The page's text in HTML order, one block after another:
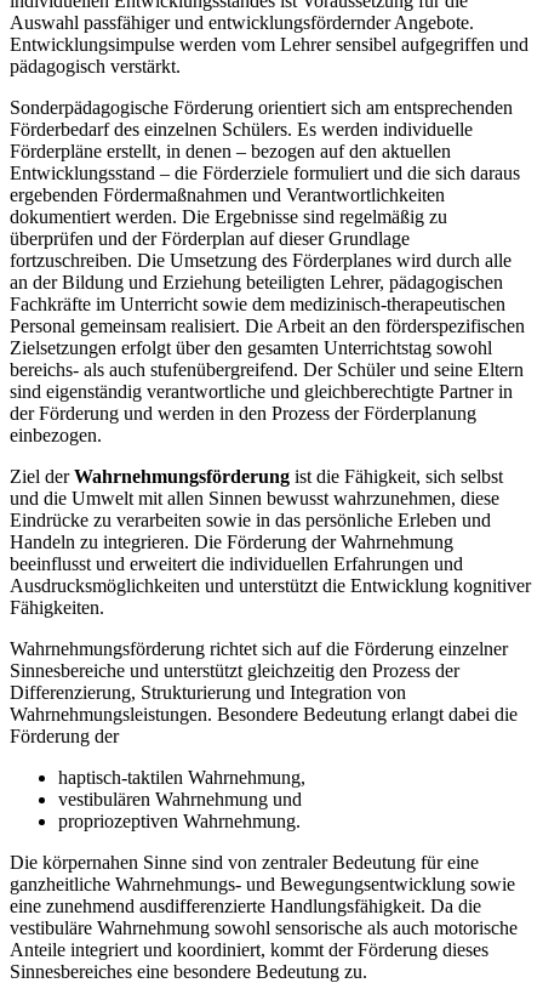
Auswahl passfähiger und entwicklungsfördernder Angebote.
Entwicklungsimpulse werden vom Lehrer sensibel aufgegriffen und
pädagogisch verstärkt.
Sonderpädagogische Förderung orientiert sich am entsprechenden
Förderbedarf des einzelnen Schülers. Es werden individuelle
Förderpläne erstellt, in denen – bezogen auf den aktuellen
Entwicklungsstand – die Förderziele formuliert und die sich daraus
ergebenden Fördermaßnahmen und Verantwortlichkeiten
dokumentiert werden. Die Ergebnisse sind regelmäßig zu
überprüfen und der Förderplan auf dieser Grundlage
fortzuschreiben. Die Umsetzung des Förderplanes wird durch alle
an der Bildung und Erziehung beteiligten Lehrer, pädagogischen
Fachkräfte im Unterricht sowie dem medizinisch-therapeutischen
Personal gemeinsam realisiert. Die Arbeit an den förderspezifischen
Zielsetzungen erfolgt über den gesamten Unterrichtstag sowohl
bereichs- als auch stufenübergreifend. Der Schüler und seine Eltern
sind eigenständig verantwortliche und gleichberechtigte Partner in
der Förderung und werden in den Prozess der Förderplanung
einbezogen.
Ziel derWahrnehmungsförderung ist die Fähigkeit, sich selbst
und die Umwelt mit allen Sinnen bewusst wahrzunehmen, diese
Eindrücke zu verarbeiten sowie in das persönliche Erleben und
Handeln zu integrieren. Die Förderung der Wahrnehmung
beeinflusst und erweitert die individuellen Erfahrungen und
Ausdrucksmöglichkeiten und unterstützt die Entwicklung kognitiver
Fähigkeiten.
Wahrnehmungsförderung richtet sich auf die Förderung einzelner
Sinnesbereiche und unterstützt gleichzeitig den Prozess der
Differenzierung, Strukturierung und Integration von
Wahrnehmungsleistungen. Besondere Bedeutung erlangt dabei die
Förderung der
haptisch-taktilen Wahrnehmung,
vestibulären Wahrnehmung und
propriozeptiven Wahrnehmung.
Die körpernahen Sinne sind von zentraler Bedeutung für eine
ganzheitliche Wahrnehmungs- und Bewegungsentwicklung sowie
eine zunehmend ausdifferenzierte Handlungsfähigkeit. Da die
vestibuläre Wahrnehmung sowohl sensorische als auch motorische
Anteile integriert und koordiniert, kommt der Förderung dieses
Sinnesbereiches eine besondere Bedeutung zu.